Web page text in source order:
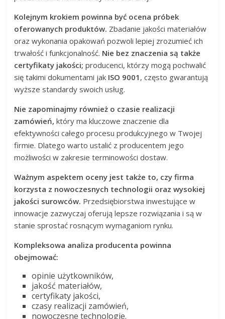
Kolejnym krokiem powinna być ocena próbek
oferowanych produktów. Zbadanie jakości materiałów
oraz wykonania opakowań pozwoli lepiej zrozumieć ich
trwałość i funkcjonalność. Nie bez znaczenia są także
certyfikaty jakości; producenci, którzy mogą pochwalić
się takimi dokumentami jak ISO 9001 , często gwarantują
wyższe standardy swoich usług.
Nie zapominajmy również o czasie realizacji
zamówień, który ma kluczowe znaczenie dla
efektywności całego procesu produkcyjnego w Twojej
firmie. Dlatego warto ustalić z producentem jego
możliwości w zakresie terminowości dostaw.
Ważnym aspektem oceny jest także to, czy firma
korzysta z nowoczesnych technologii oraz wysokiej
jakości surowców. Przedsiębiorstwa inwestujące w
innowacje zazwyczaj oferują lepsze rozwiązania i są w
stanie sprostać rosnącym wymaganiom rynku.
Kompleksowa analiza producenta powinna
obejmować:
opinie użytkowników,
jakość materiałów,
certyfikaty jakości,
czasy realizacji zamówień,
nowoczesne technologie.